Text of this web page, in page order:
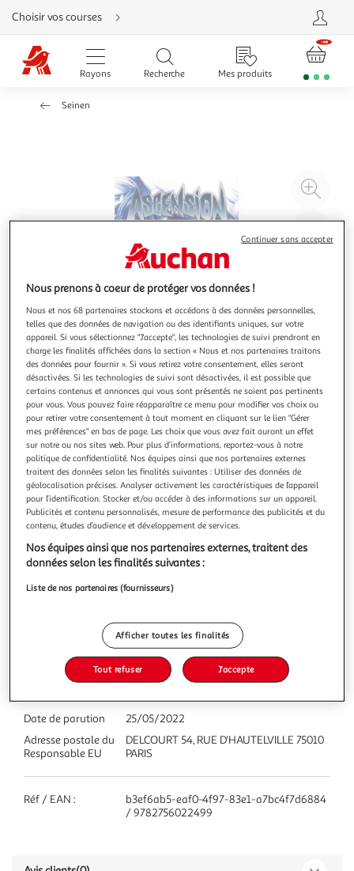
Aller
directement
au
contenu
Aller
directement
Aller
d'aide
Choisir vos courses
Rayons Recherche Mes produits
Seinen
à
ASCENSION TOME 7, Sakamoto Shin'ichi
L'équipe du 14 Moutain a espéré un bref instant compter le
célèbre Ninomiya dans ses rangs. Un espoir qui tourne
court et qui laisse la petite bande s'atteler à l'attaque d'une
ascension technique. Une fois de plus, Buntarô ouvre la voie
avec aisance. Mais les suivants ont plus de mal. Un drame à
En savoir +
Vous voulez connaître le prix de ce produit ?
Caractéristiques
Date de parution
25/05/2022
Adresse postale du
Responsable EU
DELCOURT 54, RUE D'HAUTELVILLE 75010
PARIS
Réf / EAN :
b3ef6ab5-eaf0-4f97-83e1-a7bc4f7d6884
/ 9782756022499
Nous prenons à coeur de protéger vos données !
Nous et nos 68 partenaires stockons et accédons à des données personnelles,
telles que des données de navigation ou des identifiants uniques, sur votre
appareil. Si vous sélectionnez "J'accepte", les technologies de suivi prendront en
charge les finalités affichées dans la section « Nous et nos partenaires traitons
des données pour fournir ». Si vous retirez votre consentement, elles seront
désactivées. Si les technologies de suivi sont désactivées, il est possible que
certains contenus et annonces qui vous sont présentés ne soient pas pertinents
pour vous. Vous pouvez faire réapparaître ce menu pour modifier vos choix ou
pour retirer votre consentement à tout moment en cliquant sur le lien "Gérer
mes préférences" en bas de page. Les choix que vous avez fait auront un effet
sur notre ou nos sites web. Pour plus d’informations, reportez-vous à notre
politique de confidentialité. Nos équipes ainsi que nos partenaires externes
traitent des données selon les finalités suivantes : Utiliser des données de
géolocalisation précises. Analyser activement les caractéristiques de l’appareil
pour l’identification. Stocker et/ou accéder à des informations sur un appareil.
Publicités et contenu personnalisés, mesure de performance des publicités et du
contenu, études d’audience et développement de services.
Nos équipes ainsi que nos partenaires externes, traitent des
données selon les finalités suivantes :
Liste de nos partenaires (fournisseurs)
Afficher toutes les finalités
Tout refuser J'accepte
Continuer sans accepter